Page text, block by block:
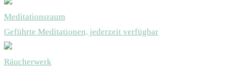
Meditationsraum
Geführte Meditationen, jederzeit verfügbar
Räucherwerk